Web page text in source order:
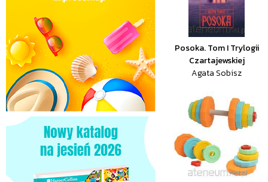
Posoka. Tom I Trylogii
Czartajewskiej
Agata Sobisz